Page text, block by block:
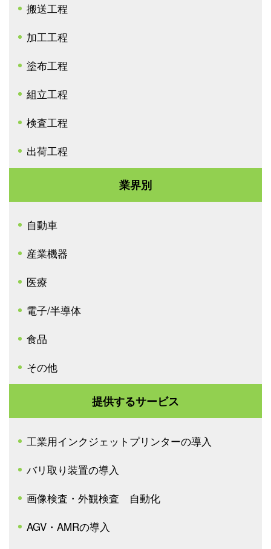
搬送工程
加工工程
塗布工程
組立工程
検査工程
出荷工程
業界別
自動車
産業機器
医療
電子/半導体
食品
その他
提供するサービス
工業用インクジェットプリンターの導入
バリ取り装置の導入
画像検査・外観検査 自動化
AGV・AMRの導入